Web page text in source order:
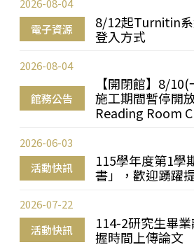
電子資源
8/12起Turnitin
登入方式
2026-08-04
館務公告
【開閉館】8/
施工期間暫停開
Reading Room
2026-08-04
活動快訊
115學年度第1學
書」，歡迎踴躍
2026-06-03
活動快訊
114-2研究生畢
握時間上傳論文
2026-07-22